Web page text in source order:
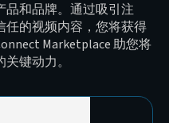
品和品牌。通过吸引注
任的视频内容，您将获得
Marketplace 助您将
键动力。